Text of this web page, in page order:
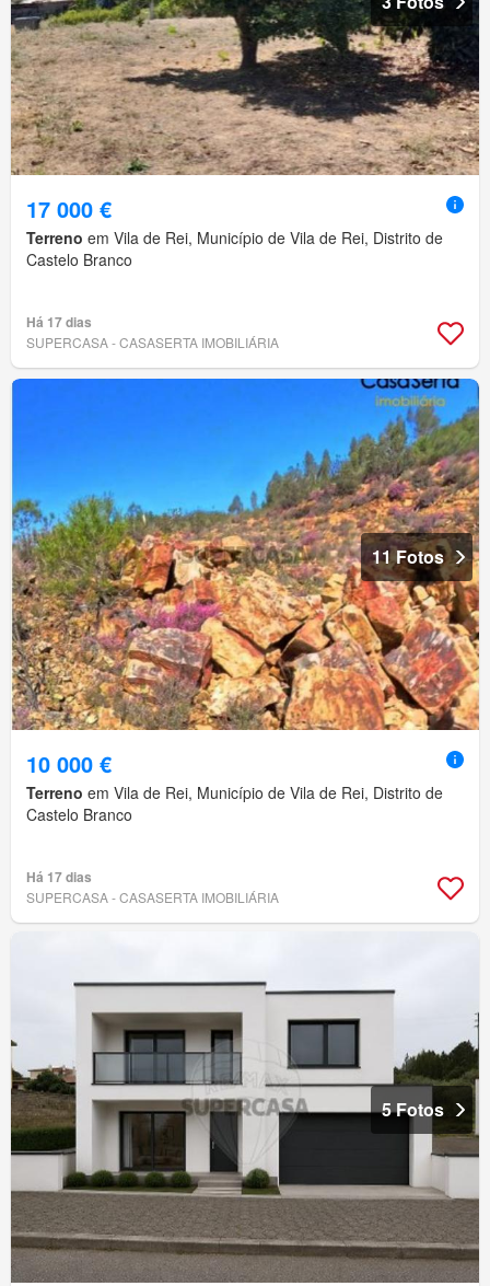
17 000 €
Terreno em Vila de Rei, Município de Vila de Rei, Distrito de
Castelo Branco
Há 17 dias
SUPERCASA - CASASERTA IMOBILIÁRIA
11 Fotos
10 000 €
Terreno em Vila de Rei, Município de Vila de Rei, Distrito de
Castelo Branco
Há 17 dias
SUPERCASA - CASASERTA IMOBILIÁRIA
5 Fotos